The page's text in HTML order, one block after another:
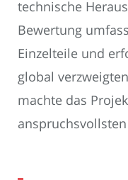
technische
Bewertung
Einzelteile und
global
machte das